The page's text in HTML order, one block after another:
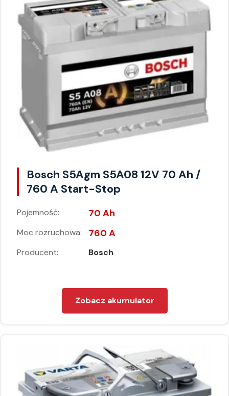
Bosch S5Agm S5A08 12V 70 Ah /
760 A Start-Stop
Pojemność: 70 Ah
Moc rozruchowa: 760 A
Producent: Bosch
Zobacz akumulator